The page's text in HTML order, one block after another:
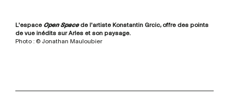
L'espace Open Spacede l'artiste Konstantin Grcic, offre des points
de vue inédits sur Arles et son paysage.
Photo : © Jonathan Mauloubier